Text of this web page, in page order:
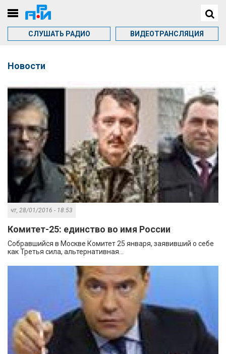
СЛУШАТЬ РАДИО ВИДЕОТРАНСЛЯЦИЯ
Новости
чт, 28/01/2016 - 18:53
Комитет-25: единство во имя России
Собравшийся в Москве Комитет 25 января, заявивший о себе
как Третья сила, альтернативная...